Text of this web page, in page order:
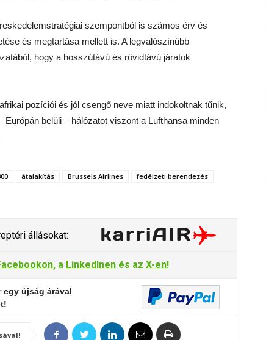
szempontból is számos érv és
és megtartása mellett is. A legvalószínűbb
hogy a hosszútávú és rövidtávú járatok
pozíciói és jól csengő neve miatt indokoltnak tűnik,
belüli – hálózatot viszont a Lufthansa minden
átalakítás Brussels Airlines
fedélzeti berendezés
állásokat:
, a LinkedInen és az X-en!
egy újság árával